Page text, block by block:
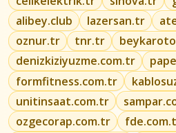
alibey.club
lazersan.tr
oznur.tr
tnr.tr
denizkiziyuzme.com.tr
formfitness.com.tr
unitinsaat.com.tr
ozgecorap.com.tr